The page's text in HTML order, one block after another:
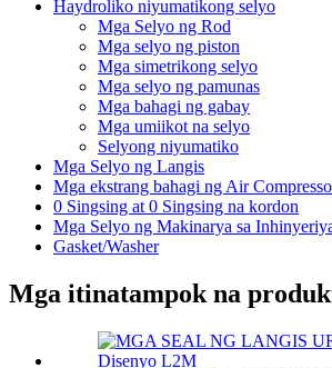
Haydroliko niyumatikong selyo
Mga Selyo ng Rod
Mga selyo ng piston
Mga simetrikong selyo
Mga selyo ng pamunas
Mga bahagi ng gabay
Mga umiikot na selyo
Selyong niyumatiko
Mga Selyo ng Langis
Mga ekstrang bahagi ng Air
0 Singsing at 0 Singsing na kordon
Mga Selyo ng Makinarya sa
Gasket/Washer
Mga itinatampok na